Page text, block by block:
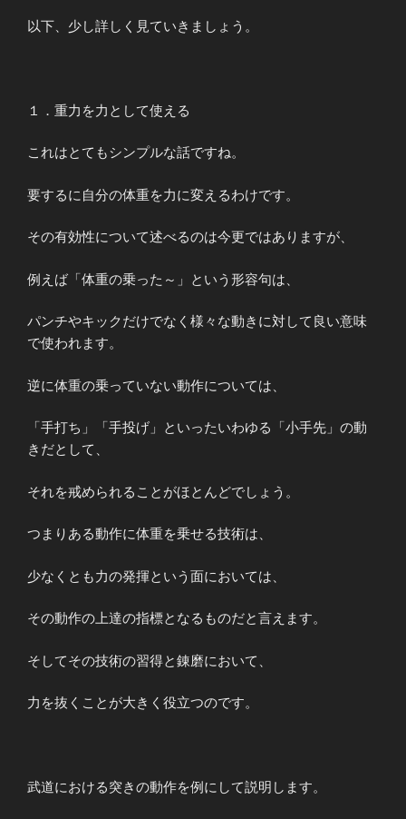
以下、少し詳しく見ていきましょう。
１．重力を力として使える
これはとてもシンプルな話ですね。
要するに自分の体重を力に変えるわけです。
その有効性について述べるのは今更ではありますが、
例えば「体重の乗った～」という形容句は、
パンチやキックだけでなく様々な動きに対して良い意味
で使われます。
逆に体重の乗っていない動作については、
「手打ち」「手投げ」といったいわゆる「小手先」の動
きだとして、
それを戒められることがほとんどでしょう。
つまりある動作に体重を乗せる技術は、
少なくとも力の発揮という面においては、
その動作の上達の指標となるものだと言えます。
そしてその技術の習得と錬磨において、
力を抜くことが大きく役立つのです。
武道における突きの動作を例にして説明します。